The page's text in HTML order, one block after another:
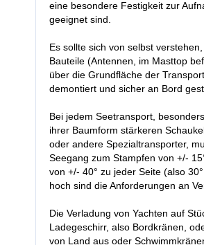
eine besondere Festigkeit zur
geeignet sind.
Es sollte sich von selbst
Bauteile (Antennen, im Masttop
über die Grundfläche der
demontiert und sicher an Bord
Bei jedem Seetransport,
ihrer Baumform stärkeren
oder andere Spezialtransporter,
Seegang zum Stampfen von +/-
von +/- 40° zu jeder Seite (also
hoch sind die Anforderungen an
Die Verladung von Yachten auf
Ladegeschirr, also Bordkränen,
von Land aus oder